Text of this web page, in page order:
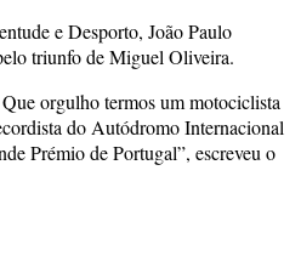
e Desporto, João Paulo
triunfo de Miguel Oliveira.
orgulho termos um motociclista
do Autódromo Internacional
Prémio de Portugal”, escreveu o